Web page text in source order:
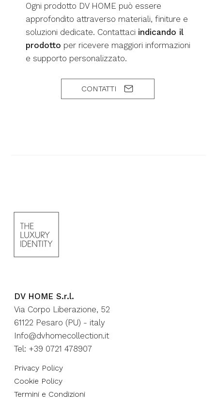
Ogni prodotto DV HOME può essere
approfondito attraverso materiali, finiture e
soluzioni dedicate. Contattaci indicando il
prodotto per ricevere maggiori informazioni
e supporto personalizzato.
CONTATTI
DV HOME S.r.l.
Via Corpo Liberazione, 52
61122 Pesaro (PU) - italy
Info@dvhomecollection.it
Tel: +39 0721 478907
Privacy Policy
Cookie Policy
Termini e Condizioni